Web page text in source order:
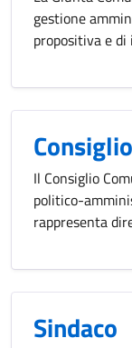
gestione
propositiva e
Consiglio
Il Consiglio
politico-
rappresenta
Sindaco